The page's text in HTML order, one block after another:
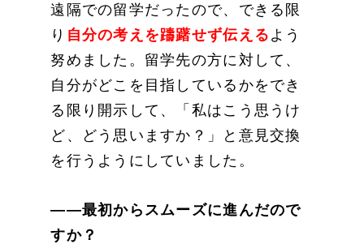
遠隔での留学だったので、できる限
り 自分の考えを躊躇せず伝える よう
努めました。留学先の方に対して、
自分がどこを目指しているかをでき
る限り開示して、「私はこう思うけ
ど、どう思いますか？」と意見交換
を行うようにしていました。
——最初からスムーズに進んだので
すか？